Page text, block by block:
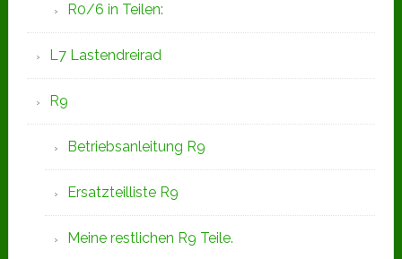
R0/6 in Teilen:
L7 Lastendreirad
R9
Betriebsanleitung R9
Ersatzteilliste R9
Meine restlichen R9 Teile.